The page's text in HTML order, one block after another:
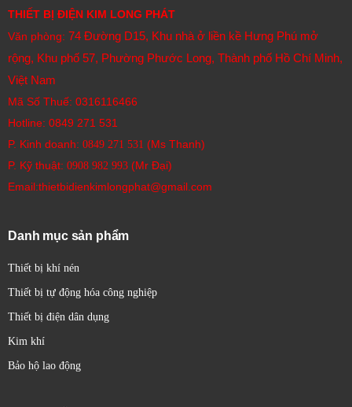
THIẾT BỊ ĐIỆN KIM LONG PHÁT
Văn phòng: 74 Đường D15, Khu nhà ở liền kề Hưng Phú mở
rộng, Khu phố 57, Phường Phước Long, Thành phố Hồ Chí Minh,
Việt Nam
Mã Số Thuế: 0316116466
Hotline: 0849 271 531
P. Kinh doanh: 0849 271 531 (Ms Thanh)
P. Kỹ thuật: 0908 982 993​ (Mr Đại)
Email:thietbidienkimlongphat@gmail.com
Danh mục sản phẩm
Thiết bị khí nén
Thiết bị tự động hóa công nghiệp
Thiết bị điện dân dụng
Kim khí
Bảo hộ lao động